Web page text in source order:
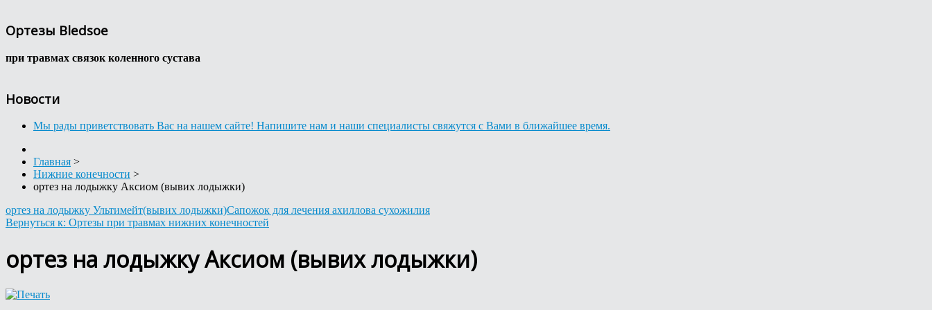
Ортезы Bledsoe
при травмах связок коленного сустава
Новости
Мы рады приветствовать Вас на нашем сайте! Напишите нам и наши специалисты свяжутся с Вами в ближайшее время.
Главная >
Нижние конечности >
ортез на лодыжку Аксиом (вывих лодыжки)
ортез на лодыжку Ультимейт(вывих лодыжки)Сапожок для лечения ахиллова сухожилия
Вернуться к: Ортезы при травмах нижних конечностей
ортез на лодыжку Аксиом (вывих лодыжки)